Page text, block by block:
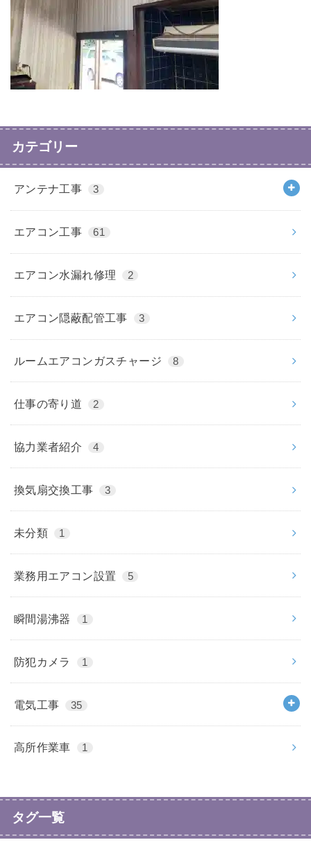
カテゴリー
アンテナ工事 3
エアコン工事 61
エアコン水漏れ修理 2
エアコン隠蔽配管工事 3
ルームエアコンガスチャージ 8
仕事の寄り道 2
協力業者紹介 4
換気扇交換工事 3
未分類 1
業務用エアコン設置 5
瞬間湯沸器 1
防犯カメラ 1
電気工事 35
高所作業車 1
タグ一覧